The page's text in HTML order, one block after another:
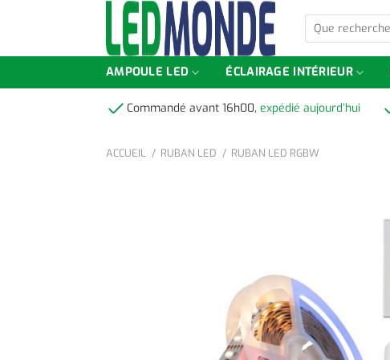
Que
recherchez-
vous
?
AMPOULE LED ÉCLAIRAGE INTÉRIEUR
Commandé avant 16h00, expédié aujourd’hui
ACCUEIL RUBAN LED RUBAN LED RGBW